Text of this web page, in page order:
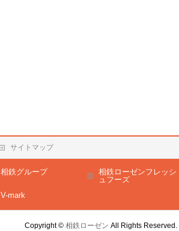
サイトマップ
相鉄グループ
相鉄ローゼンフレッシ
ュフーズ
V-mark
Copyright © 相鉄ローゼン All Rights Reserved.